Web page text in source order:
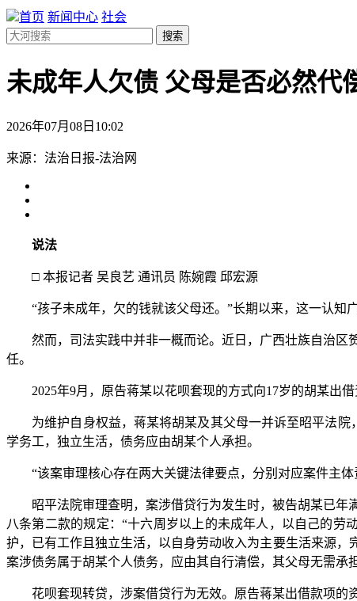
首页 新闻中心 社会
搜索
未成年人欠债 父母是否必然代
2026年07月08日10:02
来源：法治日报-法治网
说法
□ 本报记者 吴良艺 通讯员 陈婉霞 邱宏源
“孩子未成年，欠的钱就该父母还。”长期以来，这一认知
然而，司法实践中并非一概而论。近日，广西壮族自治区
任。
2025年9月，原告蒋某以花呗套现的方式向17岁的胡某出借
为维护自身权益，蒋某将胡某及其父母一并诉至昭平法院
学务工，独立生活，债务应由胡某个人承担。
“该案审理核心存在两大关键法律要点，分别对应案件主体
昭平法院审理查明，案涉借贷行为发生时，被告胡某已年
八条第二款的规定：“十六周岁以上的未成年人，以自己的
护，已有工作且独立生活，以自身劳动收入为主要生活来源，
案涉债务属于胡某个人债务，应由其自行清偿，其父母无需承
花呗套现转贷，涉案借贷行为无效。原告蒋某出借款项的